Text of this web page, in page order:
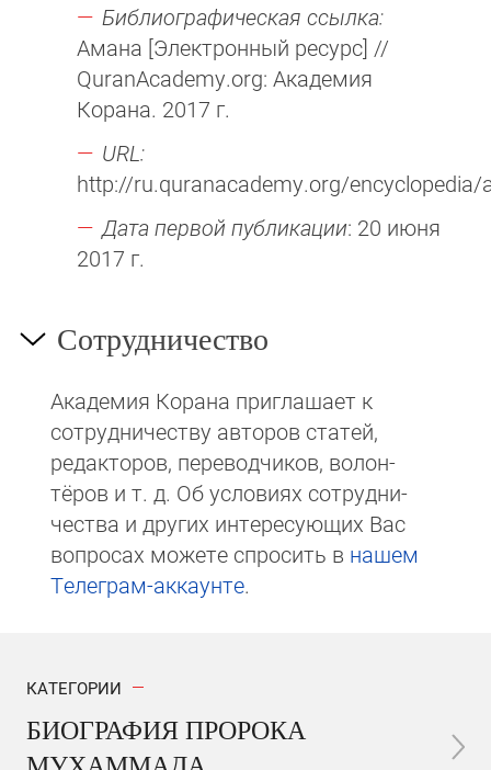
Библиографическая ссылка:
Амана [Электронный ресурс] //
QuranAcademy.org: Академия
Корана. 2017 г.
URL:
http://ru.quranacademy.org/
Дата первой публикации: 20 июня
2017 г.
Сотрудничество
Академия Корана при­гла­ша­ет к
сотруд­ни­чест­ву авторов статей,
редакто­ров, пере­вод­чи­ков, волон­
тёров и т. д. Об ус­ло­виях сотрудни­
чест­ва и других интере­сую­щих Вас
вопросах мо­же­те спросить в на­шем
Те­ле­грам-ак­каунте.
КАТЕГОРИИ
БИОГРАФИЯ ПРОРОКА